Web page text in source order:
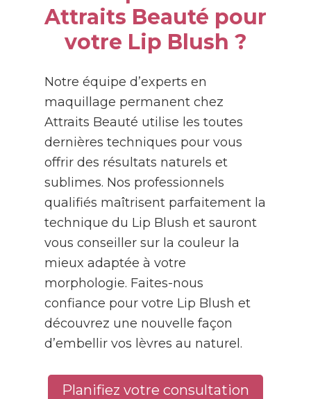
Attraits Beauté pour
votre Lip Blush ?
Notre équipe d’experts en
maquillage permanent chez
Attraits Beauté utilise les toutes
dernières techniques pour vous
offrir des résultats naturels et
sublimes. Nos professionnels
qualifiés maîtrisent parfaitement la
technique du Lip Blush et sauront
vous conseiller sur la couleur la
mieux adaptée à votre
morphologie. Faites-nous
confiance pour votre Lip Blush et
découvrez une nouvelle façon
d’embellir vos lèvres au naturel.
Planifiez votre consultation